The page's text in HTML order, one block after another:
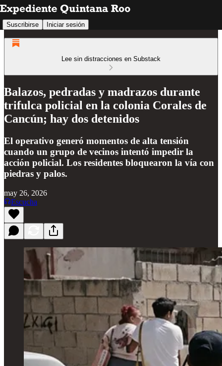
Suscribirse Iniciar sesión
Lee sin distracciones en Substack
Balazos, pedradas y madrazos durante
trifulca policial en la colonia Corales de
Cancún; hay dos detenidos
El operativo generó momentos de alta tensión
cuando un grupo de vecinos intentó impedir la
acción policial. Los residentes bloquearon la vía con
piedras y palos.
may 26, 2026
Escucha